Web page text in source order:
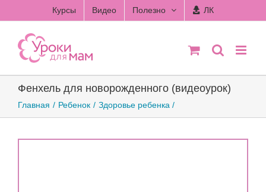
to
content
Курсы Видео Полезно ЛК
Фенхель для новорожденного (видеоурок)
Главная Ребенок Здоровье ребенка